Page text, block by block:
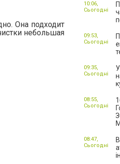
Она подходит
небольшая
10:06,
Сьогодні
09:53,
Сьогодні
09:35,
Сьогодні
08:55,
Сьогодні
08:47,
Сьогодні